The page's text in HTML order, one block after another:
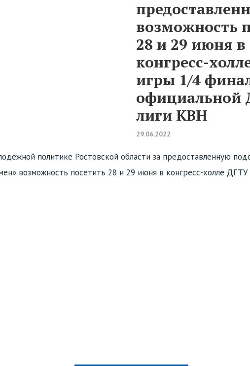
возможность
28 и 29 июня в
конгресс-
игры 1/4
официальной
лиги КВН
29.06.2022
политике Ростовской области за предоставленную
возможность посетить 28 и 29 июня в конгресс-холле